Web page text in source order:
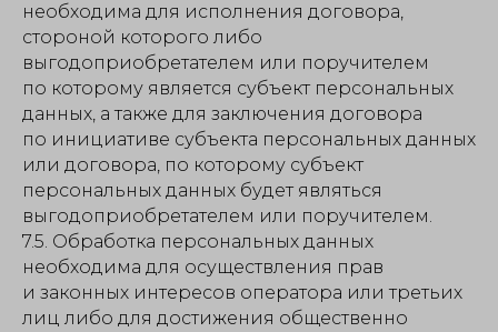
необходима для исполнения договора,
стороной которого либо
выгодоприобретателем или поручителем
по которому является субъект персональных
данных, а также для заключения договора
по инициативе субъекта персональных данных
или договора, по которому субъект
персональных данных будет являться
выгодоприобретателем или поручителем.
7.5. Обработка персональных данных
необходима для осуществления прав
и законных интересов оператора или третьих
лиц либо для достижения общественно